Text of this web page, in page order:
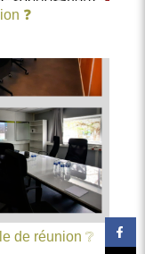
❓
de réunion ❔